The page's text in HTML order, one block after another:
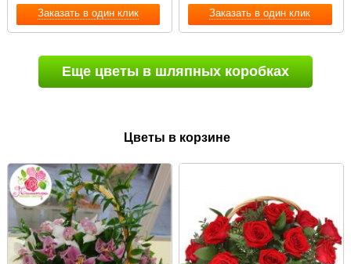
Заказать в один клик Заказать в один клик
Еще цветы в шляпных коробках
Цветы в корзине